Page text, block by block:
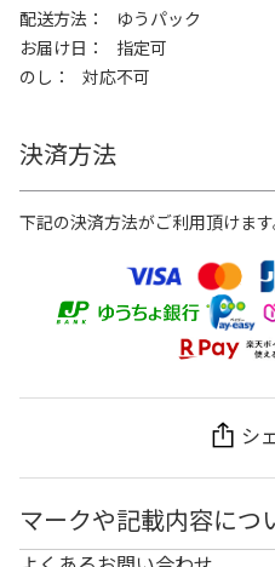
配送方法
ゆうパック
お届け日
指定可
のし
対応不可
決済方法
下記の決済方法がご利用頂けます
シ
マークや記載内容につ